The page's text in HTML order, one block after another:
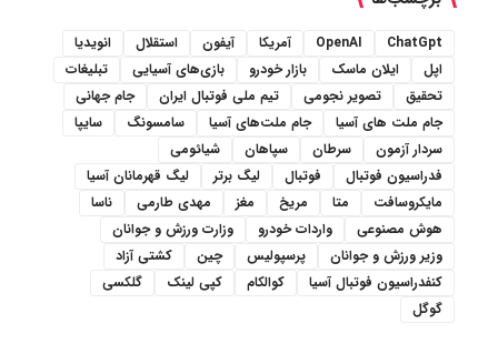
ChatGpt
OpenAI آمریکا آیفون استقلال
انویدیا
اپل
ایلان ماسک بازار خودرو بازی‌های آسیایی
تبلیغات
تحقیق
تصویر نجومی تیم ملی فوتبال ایران
جام جهانی
جام ملت های آسیا
جام ملت‌های آسیا سامسونگ
سایپا
سردار آزمون
سرطان سپاهان
شیائومی
فدراسیون فوتبال
فوتبال لیگ برتر
لیگ قهرمانان آسیا
مایکروسافت
متا مریخ مغز مهدی طارمی
ناسا
هوش مصنوعی
واردات خودرو
وزارت ورزش و جوانان
وزیر ورزش و جوانان
پرسپولیس چین
کشتی آزاد
کنفدراسیون فوتبال آسیا
کوالکام کپی لینک
گلکسی
گوگل